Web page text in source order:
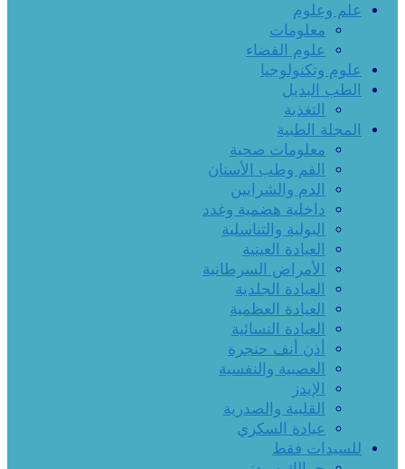
علم وعلوم
معلومات
علوم الفضاء
علوم وتكنولوجيا
الطب البديل
التغذية
المجلة الطبية
معلومات صحية
الفم وطب الأسنان
الدم والشرايين
داخلية هضمية وغدد
البولية والتناسلية
العيادة العينية
الأمراض السرطانية
العيادة الجلدية
العيادة العظمية
العيادة النسائية
أذن أنف حنجرة
العصبية والنفسية
الإيدز
القلبية والصدرية
عيادة السكري
للسيدات فقط